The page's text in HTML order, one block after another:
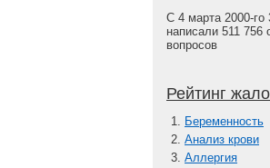
С 4 марта 2000-го
написали 511 756
вопросов
Рейтинг
Беременность
Анализ крови
Аллергия